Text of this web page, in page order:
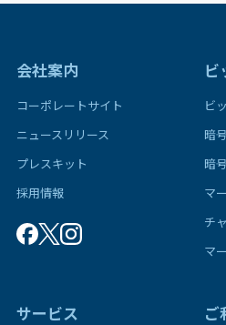
会社案内
コーポレートサイト
ニュースリリース
プレスキット
採用情報
ビ
ビ
暗
暗
マ
チ
マ
サービス ご